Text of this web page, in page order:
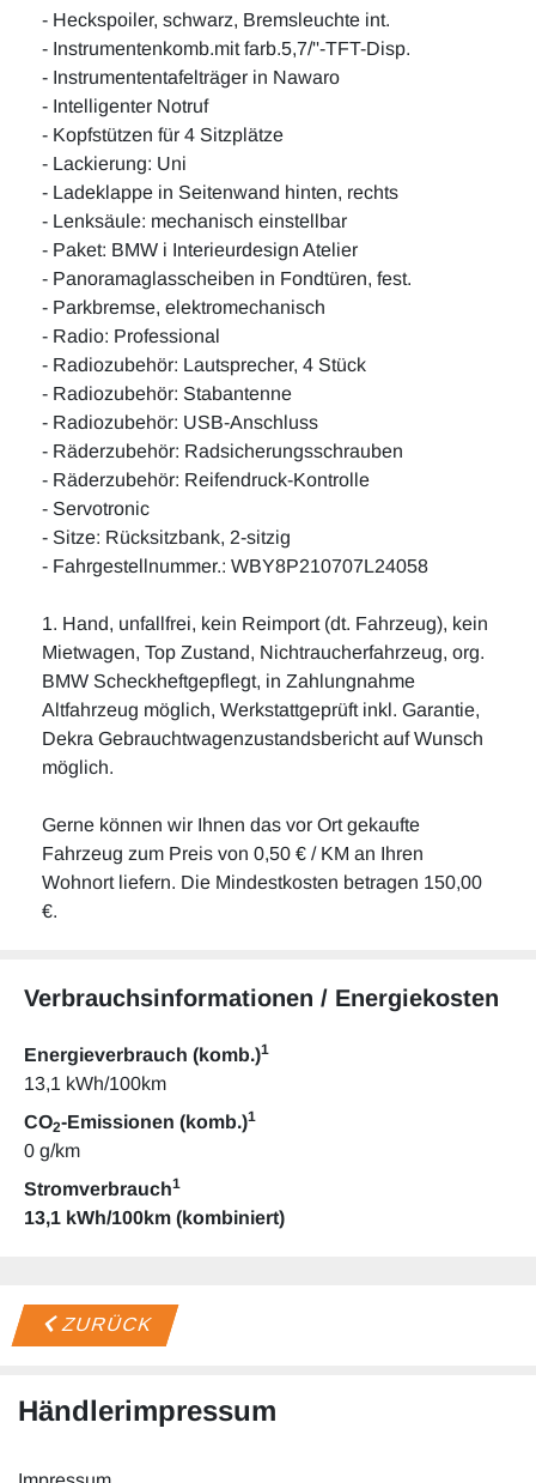
- Heckspoiler, schwarz, Bremsleuchte int.
- Instrumentenkomb.mit farb.5,7/''-TFT-Disp.
- Instrumententafelträger in Nawaro
- Intelligenter Notruf
- Kopfstützen für 4 Sitzplätze
- Lackierung: Uni
- Ladeklappe in Seitenwand hinten, rechts
- Lenksäule: mechanisch einstellbar
- Paket: BMW i Interieurdesign Atelier
- Panoramaglasscheiben in Fondtüren, fest.
- Parkbremse, elektromechanisch
- Radio: Professional
- Radiozubehör: Lautsprecher, 4 Stück
- Radiozubehör: Stabantenne
- Radiozubehör: USB-Anschluss
- Räderzubehör: Radsicherungsschrauben
- Räderzubehör: Reifendruck-Kontrolle
- Servotronic
- Sitze: Rücksitzbank, 2-sitzig
- Fahrgestellnummer.: WBY8P210707L24058
1. Hand, unfallfrei, kein Reimport (dt. Fahrzeug), kein
Mietwagen, Top Zustand, Nichtraucherfahrzeug, org.
BMW Scheckheftgepflegt, in Zahlungnahme
Altfahrzeug möglich, Werkstattgeprüft inkl. Garantie,
Dekra Gebrauchtwagenzustandsbericht auf Wunsch
möglich.
Gerne können wir Ihnen das vor Ort gekaufte
Fahrzeug zum Preis von 0,50 € / KM an Ihren
Wohnort liefern. Die Mindestkosten betragen 150,00
€.
Verbrauchsinformationen / Energiekosten
Energieverbrauch (komb.)1
13,1 kWh/100km
CO2-Emissionen (komb.)1
0 g/km
Stromverbrauch1
13,1 kWh/100km (kombiniert)
ZURÜCK
Händlerimpressum